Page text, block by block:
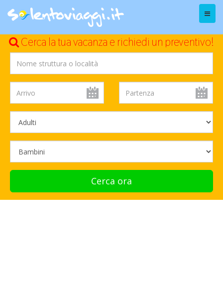
Menu
Cerca la tua vacanza e richiedi un preventivo!
Cerca ora